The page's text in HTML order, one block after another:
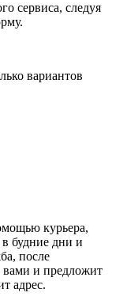
сервиса, следуя
вариантов
курьера,
будние дни и
после
вами и предложит
адрес.